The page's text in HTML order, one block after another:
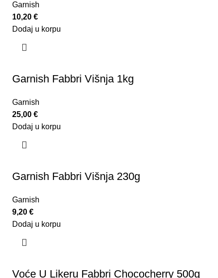
Garnish
10,20 €
Dodaj u korpu
Garnish Fabbri Višnja 1kg
Garnish
25,00 €
Dodaj u korpu
Garnish Fabbri Višnja 230g
Garnish
9,20 €
Dodaj u korpu
Voće U Likeru Fabbri Chococherry 500g